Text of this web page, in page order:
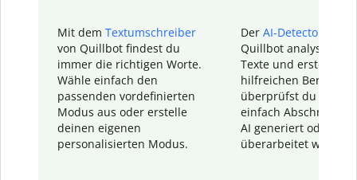
Mit dem Textumschreiber
von Quillbot findest du
immer die richtigen Worte.
Wähle einfach den
passenden vordefinierten
Modus aus oder erstelle
deinen eigenen
personalisierten Modus.
Der AI-Detector
Quillbot analysiert
Texte und erstellt
hilfreichen Bericht.
überprüfst du
einfach Abschnitte,
AI generiert oder
überarbeitet wurden.